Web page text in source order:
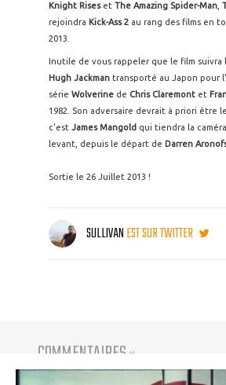
Knight Rises et The Amazing Spider-Man
rejoindra Kick-Ass 2 au rang des films en
2013.
Inutile de vous rappeler que le film suivra
Hugh Jackman transporté au Japon pour
série Wolverine de Chris Claremont et
1982. Son adversaire devrait à priori être
c'est James Mangold qui tiendra la
levant, depuis le départ de Darren
Sortie le 26 Juillet 2013 !
SULLIVANEST SUR TWITTER
COMMENTAIRES (0)
Vous devez être connecté pour participer